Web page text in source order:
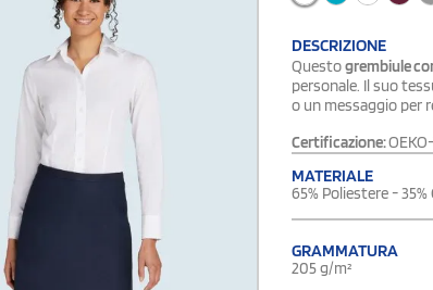
DESCRIZIONE
Questogrembiule
personale. Il suo
o un messaggio per
Certificazione:
MATERIALE
65% Poliestere -
GRAMMATURA
205 g/m²